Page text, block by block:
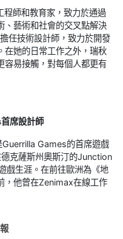
師和教育家，致力於通過
、藝術和社會的交叉點解決
任技術設計師，致力於開發
在她的日常工作之外，瑞秋
容易接觸，對每個人都更有
席設計師
Games的首席遊戲
克薩斯州奧斯汀的Junction
戲生涯。在前往歐洲為《地
，他曾在Zenimax在線工作